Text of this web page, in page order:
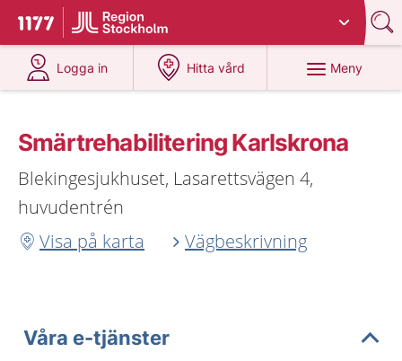
Till startsidan för 1177
Du har valt region
Logga in
på 1177.se
Hitta vård
på 1177.se
Meny
Smärtrehabilitering Karlskrona
Blekingesjukhuset, Lasarettsvägen 4,
huvudentrén
Visa på karta
Vägbeskrivning
Våra e-tjänster